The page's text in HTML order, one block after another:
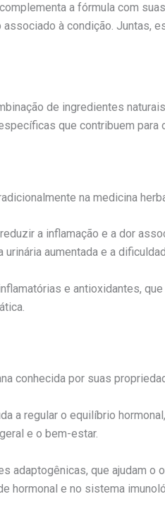
a fórmula com
à condição. Juntas,
de ingredientes
que contribuem
na medicina
a inflamação e a dor
aumentada e a
e antioxidantes,
conhecida por suas
a regular o equilíbrio
e o bem-estar.
adaptogênicas, que ajudam
hormonal e no sistema